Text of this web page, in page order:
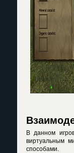
В данном
виртуальным
способами.